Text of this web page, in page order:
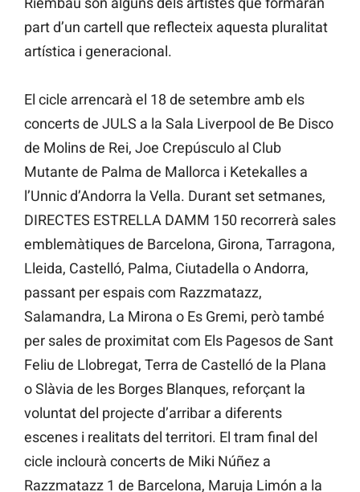
part d’un cartell que reflecteix aquesta pluralitat
artística i generacional.
El cicle arrencarà el 18 de setembre amb els
concerts de JULS a la Sala Liverpool de Be Disco
de Molins de Rei, Joe Crepúsculo al Club
Mutante de Palma de Mallorca i Ketekalles a
l’Unnic d’Andorra la Vella. Durant set setmanes,
DIRECTES ESTRELLA DAMM 150 recorrerà sales
emblemàtiques de Barcelona, Girona, Tarragona,
Lleida, Castelló, Palma, Ciutadella o Andorra,
passant per espais com Razzmatazz,
Salamandra, La Mirona o Es Gremi, però també
per sales de proximitat com Els Pagesos de Sant
Feliu de Llobregat, Terra de Castelló de la Plana
o Slàvia de les Borges Blanques, reforçant la
voluntat del projecte d’arribar a diferents
escenes i realitats del territori. El tram final del
cicle inclourà concerts de Miki Núñez a
Razzmatazz 1 de Barcelona, Maruja Limón a la